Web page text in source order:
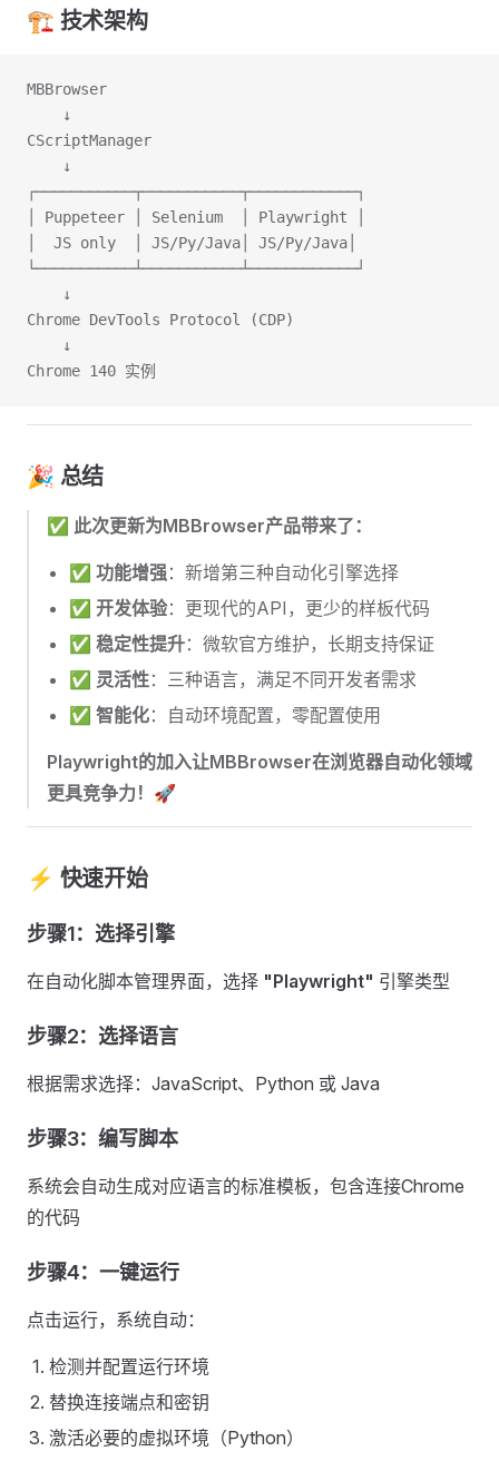
🏗️ 技术架构
MBBrowser
    ↓
CScriptManager
    ↓
┌───────────┬───────────┬────────────┐
│ Puppeteer │ Selenium  │ Playwright │
│  JS only  │ JS/Py/Java│ JS/Py/Java│
└───────────┴───────────┴────────────┘
    ↓
Chrome DevTools Protocol (CDP)
    ↓
Chrome 140 实例
🎉 总结
✅ 此次更新为MBBrowser产品带来了：
✅ 功能增强：新增第三种自动化引擎选择
✅ 开发体验：更现代的API，更少的样板代码
✅ 稳定性提升：微软官方维护，长期支持保证
✅ 灵活性：三种语言，满足不同开发者需求
✅ 智能化：自动环境配置，零配置使用
Playwright的加入让MBBrowser在浏览器自动化领域
更具竞争力！🚀
⚡ 快速开始
步骤1：选择引擎
在自动化脚本管理界面，选择 "Playwright" 引擎类型
步骤2：选择语言
根据需求选择：JavaScript、Python 或 Java
步骤3：编写脚本
系统会自动生成对应语言的标准模板，包含连接Chrome
的代码
步骤4：一键运行
点击运行，系统自动：
检测并配置运行环境
替换连接端点和密钥
激活必要的虚拟环境（Python）